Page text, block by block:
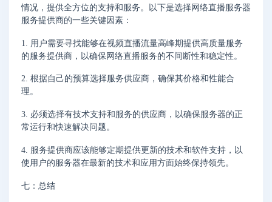
情况，提供全方位的支持和服务。以下是选择网络直播服务器
服务提供商的一些关键因素：
1. 用户需要寻找能够在视频直播流量高峰期提供高质量服务
的服务提供商，以确保网络直播服务的不间断性和稳定性。
2. 根据自己的预算选择服务供应商，确保其价格和性能合
理。
3. 必须选择有技术支持和服务的供应商，以确保服务器的正
常运行和快速解决问题。
4. 服务提供商应该能够定期提供更新的技术和软件支持，以
使用户的服务器在最新的技术和应用方面始终保持领先。
七：总结